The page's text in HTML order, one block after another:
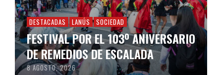
DESTACADAS LANÚS SOCIEDAD
FESTIVAL POR EL 103º ANIVERSARIO
DE REMEDIOS DE ESCALADA
8 AGOSTO, 2026